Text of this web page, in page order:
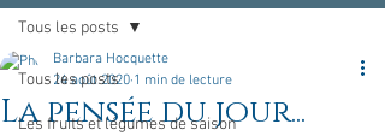
Tous les posts
Les fruits et légumes de saison
Tous les posts
La pensée du jour...
Barbara Hocquette
24 août 2020 1 min de lecture